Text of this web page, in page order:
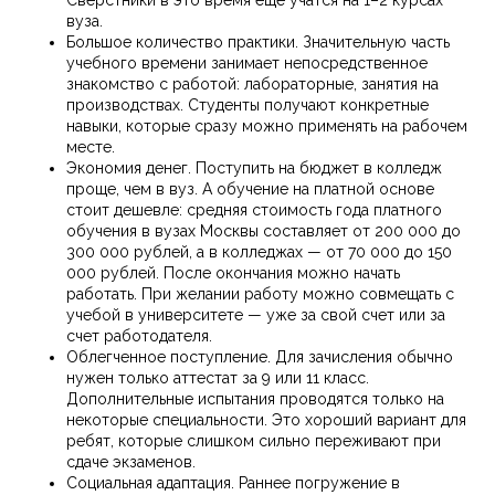
вуза.
Большое количество практики. Значительную часть
учебного времени занимает непосредственное
знакомство с работой: лабораторные, занятия на
производствах. Студенты получают конкретные
навыки, которые сразу можно применять на рабочем
месте.
Экономия денег. Поступить на бюджет в колледж
проще, чем в вуз. А обучение на платной основе
стоит дешевле: средняя стоимость года платного
обучения в вузах Москвы составляет от 200 000 до
300 000 рублей, а в колледжах — от 70 000 до 150
000 рублей. После окончания можно начать
работать. При желании работу можно совмещать с
учебой в университете — уже за свой счет или за
счет работодателя.
Облегченное поступление. Для зачисления обычно
нужен только аттестат за 9 или 11 класс.
Дополнительные испытания проводятся только на
некоторые специальности. Это хороший вариант для
ребят, которые слишком сильно переживают при
сдаче экзаменов.
Социальная адаптация. Раннее погружение в